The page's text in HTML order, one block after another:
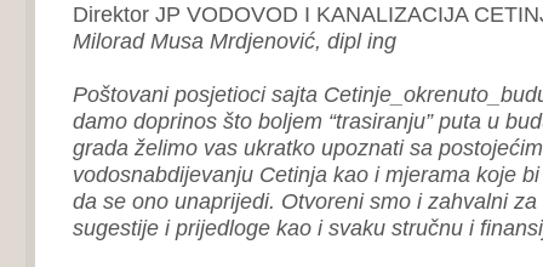
Direktor JP VODOVOD I KANALIZACIJA
Milorad Musa Mrdjenović, dipl ing
Poštovani posjetioci sajta
damo doprinos što boljem “trasiranju” puta u
grada želimo vas ukratko upoznati sa
vodosnabdijevanju Cetinja kao i mjerama koje
da se ono unaprijedi. Otvoreni smo i zahvalni
sugestije i prijedloge kao i svaku stručnu i